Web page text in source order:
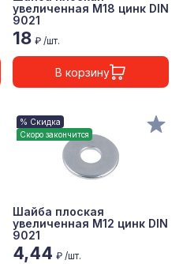
увеличенная М18 цинк DIN
9021
18 ₽ /шт.
В корзину
% Скидка
Скоро закончится
Шайба плоская
увеличенная М12 цинк DIN
9021
4,44 ₽ /шт.